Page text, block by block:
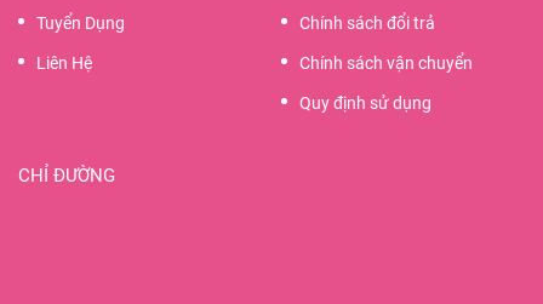
Tuyển Dụng
Liên Hệ
Chính sách đổi trả
Chính sách vận chuyển
Quy định sử dụng
CHỈ ĐƯỜNG